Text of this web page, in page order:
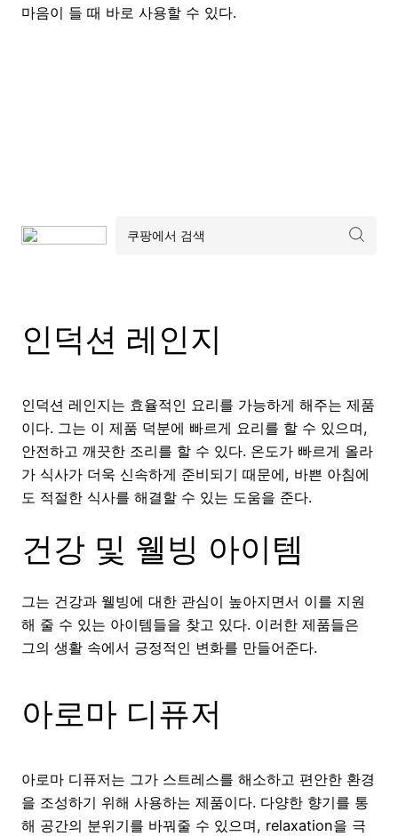
마음이 들 때 바로 사용할 수 있다.
인덕션 레인지
인덕션 레인지는 효율적인 요리를 가능하게 해주는 제품
이다. 그는 이 제품 덕분에 빠르게 요리를 할 수 있으며,
안전하고 깨끗한 조리를 할 수 있다. 온도가 빠르게 올라
가 식사가 더욱 신속하게 준비되기 때문에, 바쁜 아침에
도 적절한 식사를 해결할 수 있는 도움을 준다.
건강 및 웰빙 아이템
그는 건강과 웰빙에 대한 관심이 높아지면서 이를 지원
해 줄 수 있는 아이템들을 찾고 있다. 이러한 제품들은
그의 생활 속에서 긍정적인 변화를 만들어준다.
아로마 디퓨저
아로마 디퓨저는 그가 스트레스를 해소하고 편안한 환경
을 조성하기 위해 사용하는 제품이다. 다양한 향기를 통
해 공간의 분위기를 바꿔줄 수 있으며, relaxation을 극